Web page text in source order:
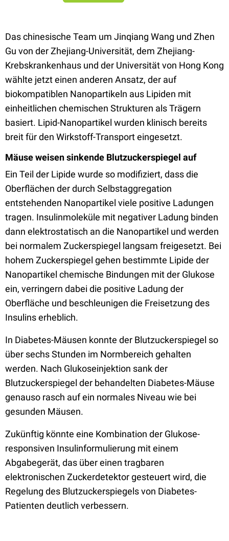
Das chinesische Team um Jinqiang Wang und Zhen
Gu von der Zhejiang-Universität, dem Zhejiang-
Krebskrankenhaus und der Universität von Hong Kong
wählte jetzt einen anderen Ansatz, der auf
biokompatiblen Nanopartikeln aus Lipiden mit
einheitlichen chemischen Strukturen als Trägern
basiert. Lipid-Nanopartikel wurden klinisch bereits
breit für den Wirkstoff-Transport eingesetzt.
Mäuse weisen sinkende Blutzuckerspiegel auf
Ein Teil der Lipide wurde so modifiziert, dass die
Oberflächen der durch Selbstaggregation
entstehenden Nanopartikel viele positive Ladungen
tragen. Insulinmoleküle mit negativer Ladung binden
dann elektrostatisch an die Nanopartikel und werden
bei normalem Zuckerspiegel langsam freigesetzt. Bei
hohem Zuckerspiegel gehen bestimmte Lipide der
Nanopartikel chemische Bindungen mit der Glukose
ein, verringern dabei die positive Ladung der
Oberfläche und beschleunigen die Freisetzung des
Insulins erheblich.
In Diabetes-Mäusen konnte der Blutzuckerspiegel so
über sechs Stunden im Normbereich gehalten
werden. Nach Glukoseinjektion sank der
Blutzuckerspiegel der behandelten Diabetes-Mäuse
genauso rasch auf ein normales Niveau wie bei
gesunden Mäusen.
Zukünftig könnte eine Kombination der Glukose-
responsiven Insulinformulierung mit einem
Abgabegerät, das über einen tragbaren
elektronischen Zuckerdetektor gesteuert wird, die
Regelung des Blutzuckerspiegels von Diabetes-
Patienten deutlich verbessern.